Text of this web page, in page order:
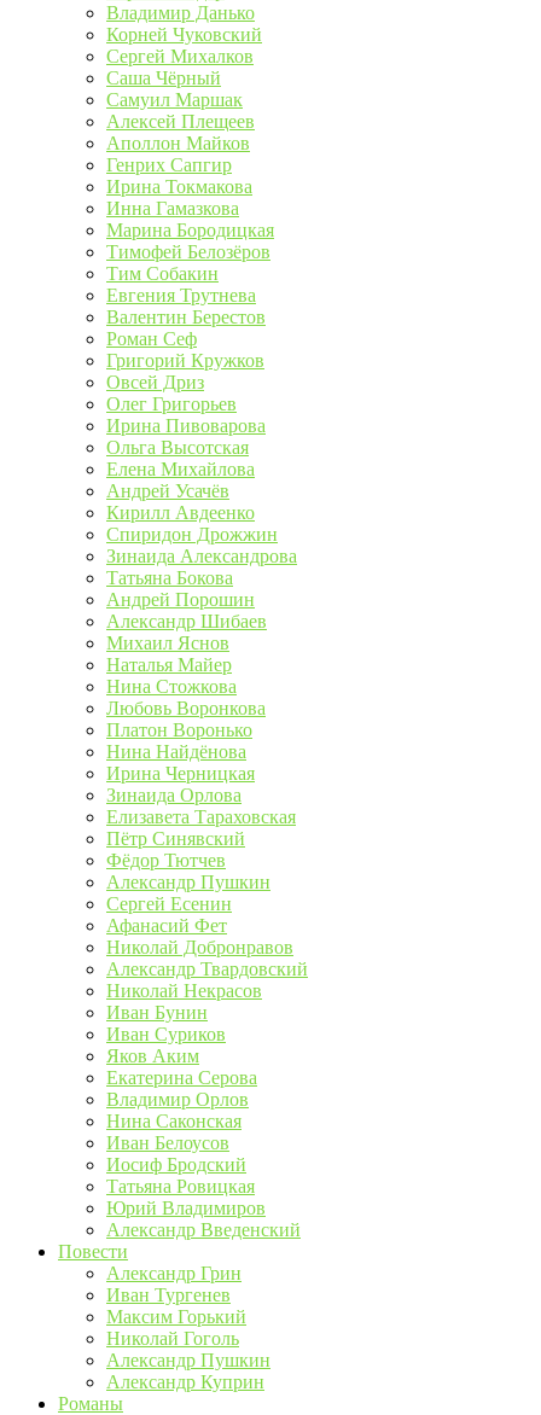
Владимир Данько
Корней Чуковский
Сергей Михалков
Саша Чёрный
Самуил Маршак
Алексей Плещеев
Аполлон Майков
Генрих Сапгир
Ирина Токмакова
Инна Гамазкова
Марина Бородицкая
Тимофей Белозёров
Тим Собакин
Евгения Трутнева
Валентин Берестов
Роман Сеф
Григорий Кружков
Овсей Дриз
Олег Григорьев
Ирина Пивоварова
Ольга Высотская
Елена Михайлова
Андрей Усачёв
Кирилл Авдеенко
Спиридон Дрожжин
Зинаида Александрова
Татьяна Бокова
Андрей Порошин
Александр Шибаев
Михаил Яснов
Наталья Майер
Нина Стожкова
Любовь Воронкова
Платон Воронько
Нина Найдёнова
Ирина Черницкая
Зинаида Орлова
Елизавета Тараховская
Пётр Синявский
Фёдор Тютчев
Александр Пушкин
Сергей Есенин
Афанасий Фет
Николай Добронравов
Александр Твардовский
Николай Некрасов
Иван Бунин
Иван Суриков
Яков Аким
Екатерина Серова
Владимир Орлов
Нина Саконская
Иван Белоусов
Иосиф Бродский
Татьяна Ровицкая
Юрий Владимиров
Александр Введенский
Повести
Александр Грин
Иван Тургенев
Максим Горький
Николай Гоголь
Александр Пушкин
Александр Куприн
Романы